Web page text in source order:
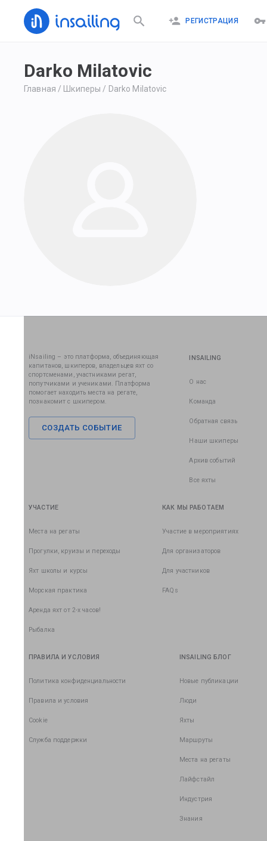
РЕГИСТРАЦИЯ
Darko Milatovic
Главная / Шкиперы / Darko Milatovic
iNsailing – это платформа, объединяющая
капитанов, шкиперов, владельцев яхт со
спортсменами, участниками регат,
попутчиками и учениками. Платформа
помогает находить места на регате,
познакомит с шкипером.
СОЗДАТЬ СОБЫТИЕ
INSAILING
О нас
Команда
Обратная связь
Наши шкиперы
Архив событий
Все яхты
УЧАСТИЕ
Места на регаты
Прогулки, круизы и переходы
Яхт школы и курсы
Морская практика
Аренда яхт от 2-х часов!
Рыбалка
КАК МЫ РАБОТАЕМ
Участие в мероприятиях
Для организаторов
Для участников
FAQs
ПРАВИЛА И УСЛОВИЯ
Политика конфиденциальности
Правила и условия
Cookie
Служба поддержки
INSAILING БЛОГ
Новые публикации
Люди
Яхты
Маршруты
Места на регаты
Лайфстайл
Индустрия
Знания